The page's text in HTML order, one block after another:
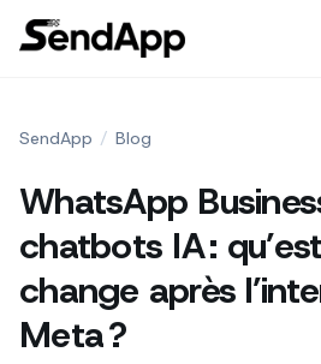
SendApp / Blog
WhatsApp
chatbots IA :
change après
Meta ?